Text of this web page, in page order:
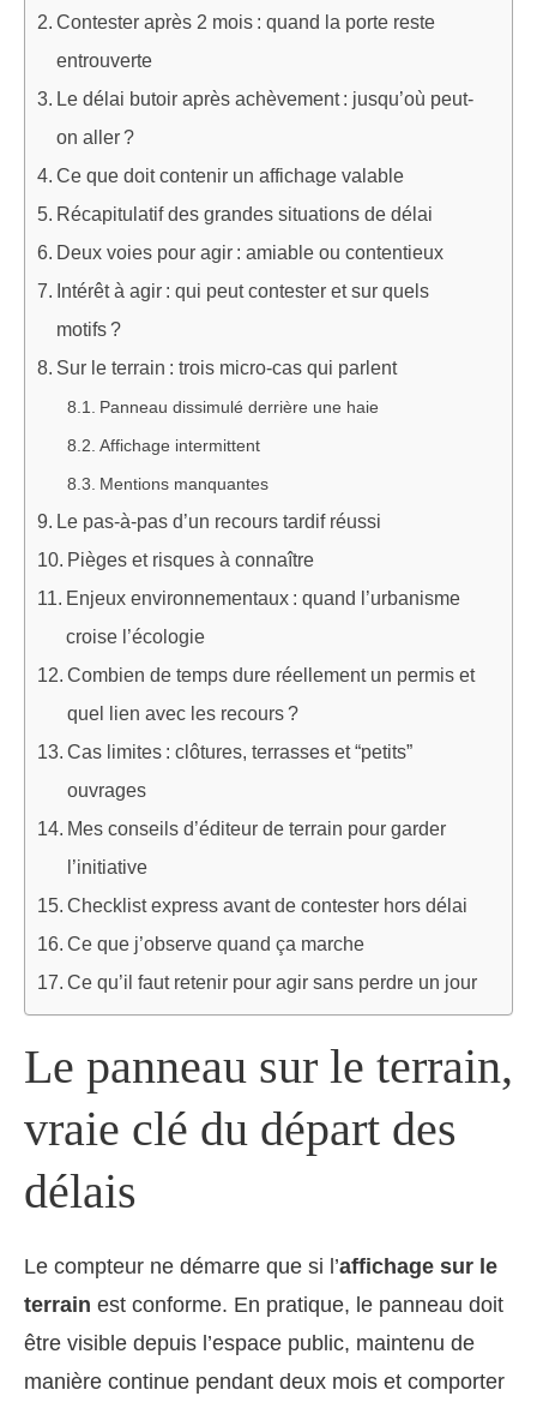
Contester après 2 mois : quand la porte reste
entrouverte
Le délai butoir après achèvement : jusqu’où peut-
on aller ?
Ce que doit contenir un affichage valable
Récapitulatif des grandes situations de délai
Deux voies pour agir : amiable ou contentieux
Intérêt à agir : qui peut contester et sur quels
motifs ?
Sur le terrain : trois micro-cas qui parlent
Panneau dissimulé derrière une haie
Affichage intermittent
Mentions manquantes
Le pas-à-pas d’un recours tardif réussi
Pièges et risques à connaître
Enjeux environnementaux : quand l’urbanisme
croise l’écologie
Combien de temps dure réellement un permis et
quel lien avec les recours ?
Cas limites : clôtures, terrasses et “petits”
ouvrages
Mes conseils d’éditeur de terrain pour garder
l’initiative
Checklist express avant de contester hors délai
Ce que j’observe quand ça marche
Ce qu’il faut retenir pour agir sans perdre un jour
Le panneau sur le terrain,
vraie clé du départ des
délais
Le compteur ne démarre que si l’affichage sur le
terrain est conforme. En pratique, le panneau doit
être visible depuis l’espace public, maintenu de
manière continue pendant deux mois et comporter